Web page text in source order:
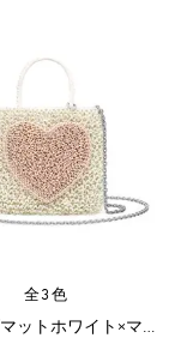
全3色
クオーリ/マットホワイト×マットカルネピンク【オンラインストア先行販売カラー】